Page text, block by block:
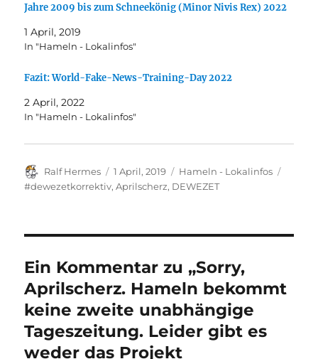
Jahre 2009 bis zum Schneekönig (Minor Nivis Rex) 2022
1 April, 2019
In "Hameln - Lokalinfos"
Fazit: World-Fake-News-Training-Day 2022
2 April, 2022
In "Hameln - Lokalinfos"
Autor
Ralf Hermes
Veröffentlicht
am
1 April, 2019 Kategorien
Hameln - Lokalinfos
#dewezetkorrektiv,Aprilscherz, DEWEZET
Ein Kommentar zu „Sorry,
Aprilscherz. Hameln bekommt
keine zweite unabhängige
Tageszeitung. Leider gibt es
weder das Projekt